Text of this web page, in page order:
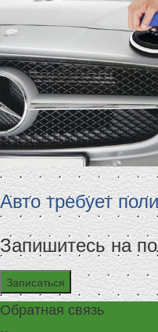
Авто требует
Запишитесь на
Записаться
Обратная связь